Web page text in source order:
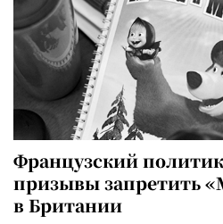
Французский
призывы запретить
в Британии